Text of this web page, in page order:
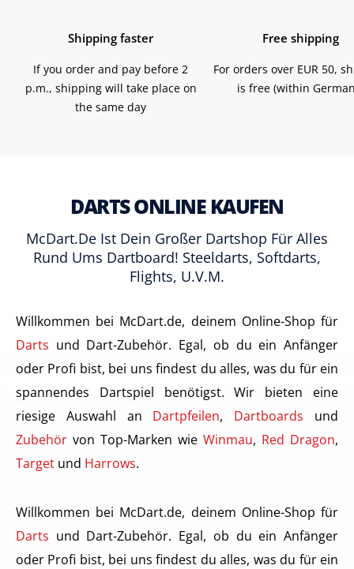
Shipping faster
If you order and pay before 2
p.m., shipping will take place on
the same day
Free shipping
For orders over EUR 50,
is free (within
DARTS ONLINE KAUFEN
McDart.de Ist Dein Großer Dartshop Für Alles
Rund Ums Dartboard! Steeldarts, Softdarts,
Flights, U.v.m.
Willkommen bei McDart.de, deinem Online-Shop für
Darts und Dart-Zubehör. Egal, ob du ein Anfänger
oder Profi bist, bei uns findest du alles, was du für ein
spannendes Dartspiel benötigst. Wir bieten eine
riesige Auswahl an Dartpfeilen, Dartboards und
Zubehör von Top-Marken wie Winmau, Red Dragon,
Target und Harrows.
Willkommen bei McDart.de, deinem Online-Shop für
Darts und Dart-Zubehör. Egal, ob du ein Anfänger
oder Profi bist, bei uns findest du alles, was du für ein